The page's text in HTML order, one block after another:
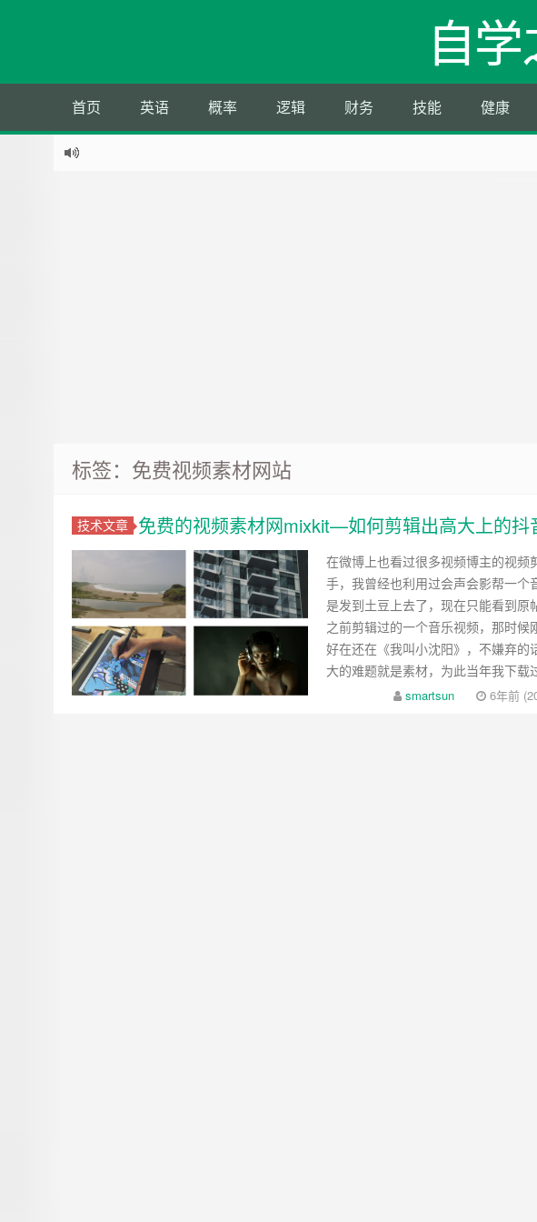
自
首页 英语 概率 逻辑 财务 技能 健康
标签：免费视频素材网站
技术文章 免费的视频素材网mixkit—如何剪辑出高大上的抖
在微博上也看过很多视频博主的视
手，我曾经也利用过会声会影帮一
是发到土豆上去了，现在只能看到
之前剪辑过的一个音乐视频，那时候
好在还在《我叫小沈阳》，不嫌弃
大的难题就是素材，为此当年我下
smartsun 6年前